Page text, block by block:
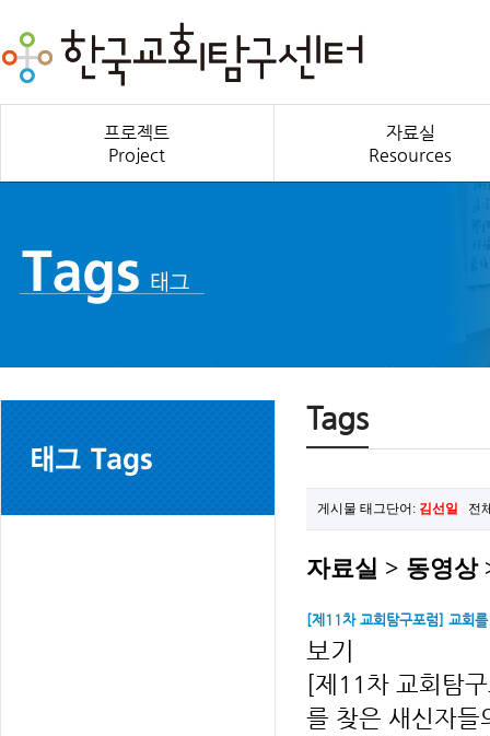
프로젝트
Project
자료실
Resources
Tags
게시물 태그단어: 김선일 전
자료실 > 동영상
[제11차 교회탐구포럼] 교회
보기
[제11차 교회탐
를 찾은 새신자